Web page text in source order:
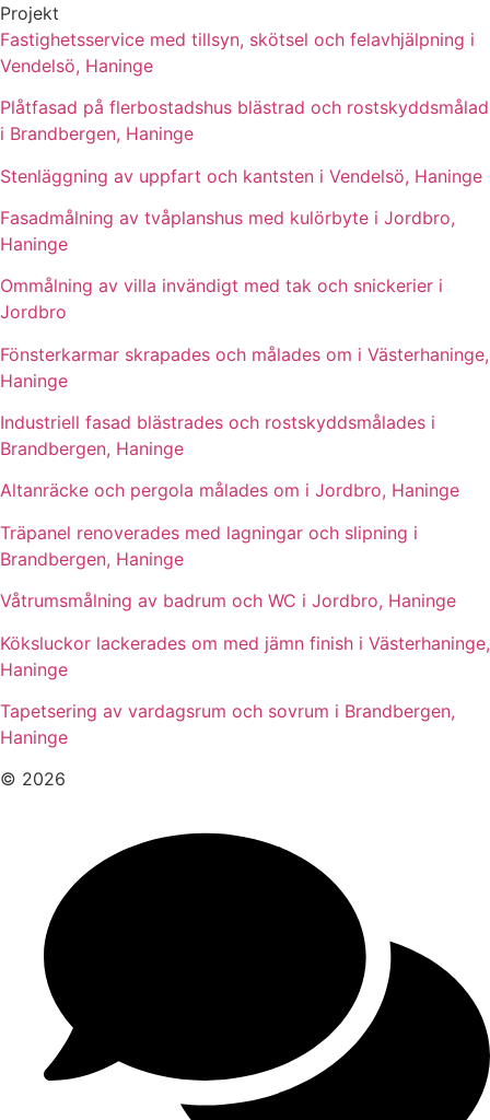
Projekt
Fastighetsservice med tillsyn, skötsel och felavhjälpning i
Vendelsö, Haninge
Plåtfasad på flerbostadshus blästrad och rostskyddsmålad
i Brandbergen, Haninge
Stenläggning av uppfart och kantsten i Vendelsö, Haninge
Fasadmålning av tvåplanshus med kulörbyte i Jordbro,
Haninge
Ommålning av villa invändigt med tak och snickerier i
Jordbro
Fönsterkarmar skrapades och målades om i Västerhaninge,
Haninge
Industriell fasad blästrades och rostskyddsmålades i
Brandbergen, Haninge
Altanräcke och pergola målades om i Jordbro, Haninge
Träpanel renoverades med lagningar och slipning i
Brandbergen, Haninge
Våtrumsmålning av badrum och WC i Jordbro, Haninge
Köksluckor lackerades om med jämn finish i Västerhaninge,
Haninge
Tapetsering av vardagsrum och sovrum i Brandbergen,
Haninge
© 2026